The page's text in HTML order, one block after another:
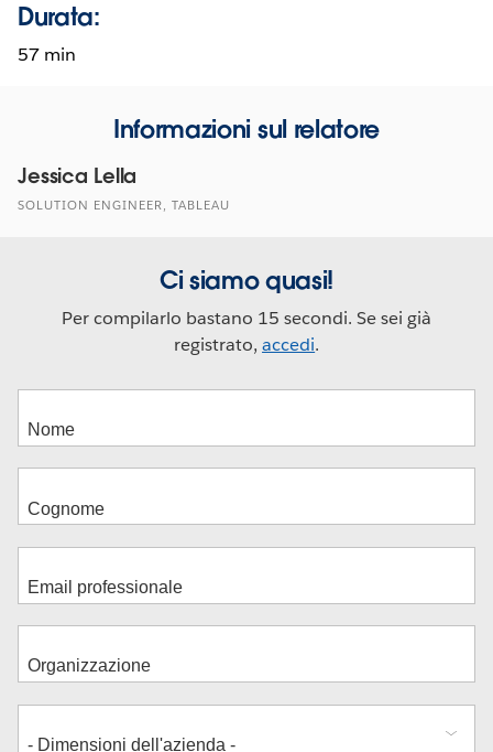
Durata:
57 min
Informazioni sul relatore
Jessica Lella
SOLUTION ENGINEER, TABLEAU
Ci siamo quasi!
Per compilarlo bastano 15 secondi. Se sei già
registrato,accedi.